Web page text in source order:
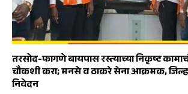
तरसोद-फागणे बायपास रस्त्याच्या निकृष्ट
चौकशी करा; मनसे व ठाकरे सेना आक्रमक,
निवेदन